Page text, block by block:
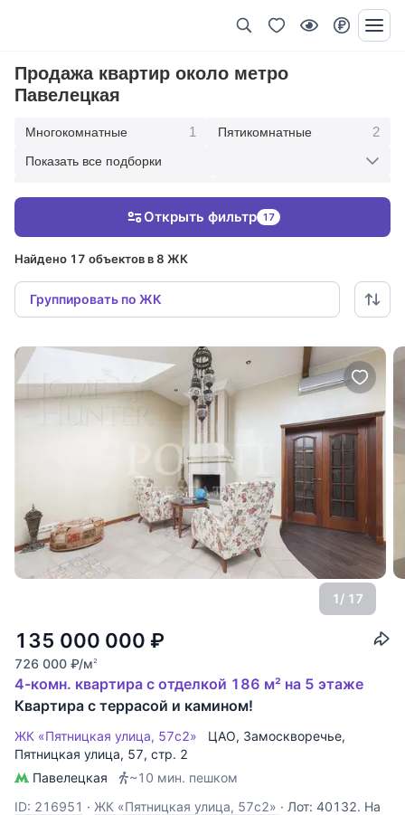
Продажа квартир около метро
Павелецкая
Многокомнатные 1 Пятикомнатные 2
3 Однокомнатные
Показать все подборки
Найдено 17 объектов в 8 ЖК
Группировать по ЖК
Открыть фильтр 17
1/ 17
135 000 000 ₽
726 000 ₽/м2
4-комн. квартира с отделкой 186 м² на 5 этаже
Квартира с террасой и камином!
ЖК «Пятницкая улица, 57с2» ЦАО, Замоскворечье,
Пятницкая улица, 57, стр. 2
Павелецкая
~10 мин. пешком
ID: 216951 · ЖК «Пятницкая улица, 57с2» · Лот: 40132. На